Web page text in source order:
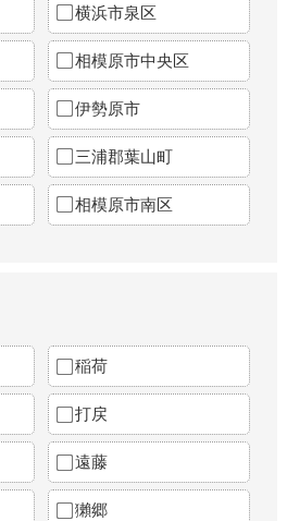
横浜市泉区
相模原市中央区
伊勢原市
三浦郡葉山町
相模原市南区
稲荷
打戻
遠藤
獺郷